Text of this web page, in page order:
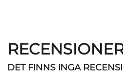
DET FINNS INGA